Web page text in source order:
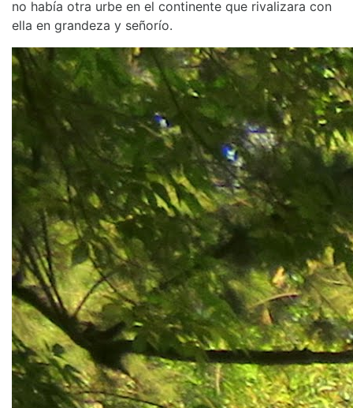
no había otra urbe en el continente que rivalizara con
ella en grandeza y señorío.